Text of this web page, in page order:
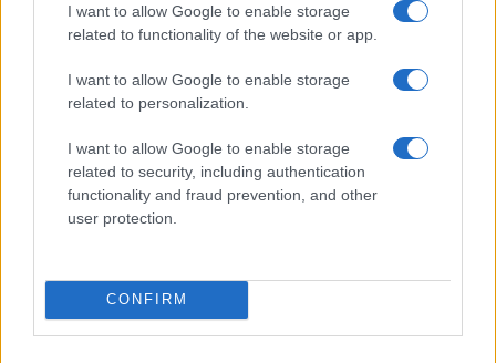
I want to allow Google to enable storage
related to functionality of the website or app.
I want to allow Google to enable storage
related to personalization.
I want to allow Google to enable storage
related to security, including authentication
functionality and fraud prevention, and other
user protection.
CONFIRM
Sanne De Vries · 5 aug 2026
CRYPTOKOERSEN
Naam Prijs
Eureka Bridged PAX Gold (Terra
(KBTC)